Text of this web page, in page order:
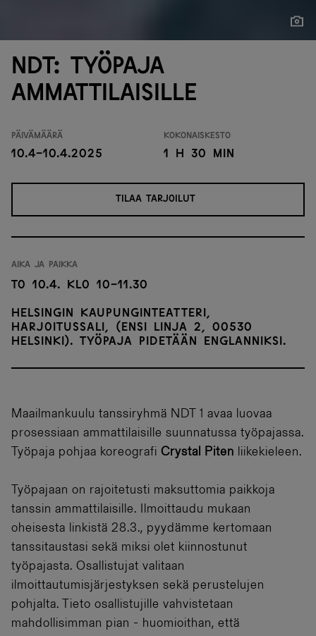
NDT: työpaja
ammattilaisille
Päivämäärä
10.4-10.4.2025
Kokonaiskesto
1 h 30 min
TILAA TARJOILUT
Aika ja paikka
To 10.4. klo 10-11.30
Helsingin Kaupunginteatteri,
Harjoitussali, (Ensi linja 2, 00530
Helsinki). Työpaja pidetään englanniksi.
Maailmankuulu tanssiryhmä NDT 1 avaa luovaa
prosessiaan ammattilaisille suunnatussa työpajassa.
Työpaja pohjaa koreografi Crystal Piten liikekieleen.
Työpajaan on rajoitetusti maksuttomia paikkoja
tanssin ammattilaisille. Ilmoittaudu mukaan
oheisesta linkistä 28.3., pyydämme kertomaan
tanssitaustasi sekä miksi olet kiinnostunut
työpajasta. Osallistujat valitaan
ilmoittautumisjärjestyksen sekä perustelujen
pohjalta. Tieto osallistujille vahvistetaan
mahdollisimman pian - huomioithan, että